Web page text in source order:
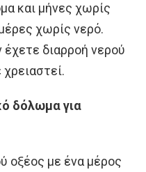
και μήνες χωρίς
χωρίς νερό.
έχετε διαρροή νερού
δόλωμα για
οξέος με ένα μέρος